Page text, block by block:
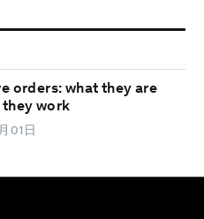
orders: what they are
they work
01日